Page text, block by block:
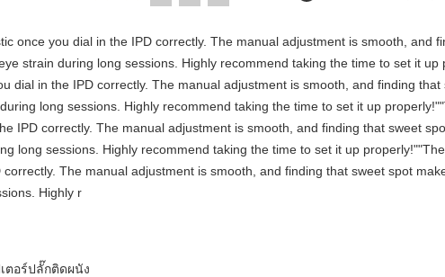
once you dial in the IPD correctly. The manual adjustment is smooth, and
strain during long sessions. Highly recommend taking the time to set it up
dial in the IPD correctly. The manual adjustment is smooth, and finding
long sessions. Highly recommend taking the time to set it up
IPD correctly. The manual adjustment is smooth, and finding that sweet
long sessions. Highly recommend taking the time to set it up
The manual adjustment is smooth, and finding that sweet spot
Highly r
ตอร์ปลั๊กติดผนัง